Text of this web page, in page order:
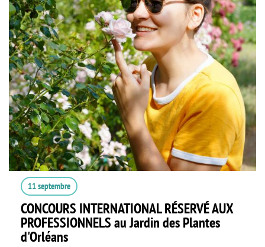
11 septembre
CONCOURS INTERNATIONAL RÉSERVÉ AUX
PROFESSIONNELS au Jardin des Plantes
d'Orléans